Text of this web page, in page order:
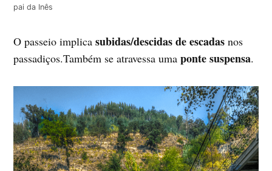
pai da Inês
O passeio implicasubidas/descidas de escadas nos
passadiços.Também se atravessa umaponte suspensa.